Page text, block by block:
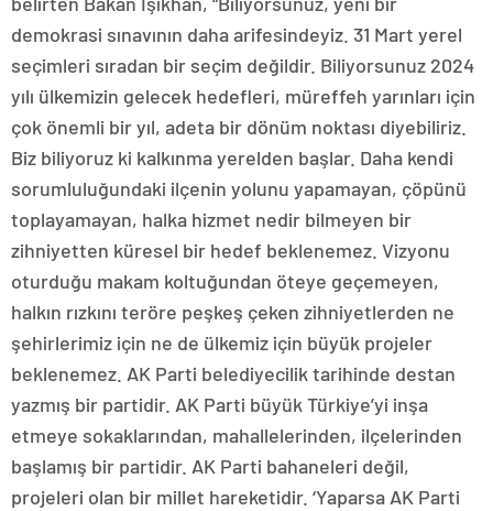
demokrasi sınavının daha arifesindeyiz. 31 Mart yerel
seçimleri sıradan bir seçim değildir. Biliyorsunuz 2024
yılı ülkemizin gelecek hedefleri, müreffeh yarınları için
çok önemli bir yıl, adeta bir dönüm noktası diyebiliriz.
Biz biliyoruz ki kalkınma yerelden başlar. Daha kendi
sorumluluğundaki ilçenin yolunu yapamayan, çöpünü
toplayamayan, halka hizmet nedir bilmeyen bir
zihniyetten küresel bir hedef beklenemez. Vizyonu
oturduğu makam koltuğundan öteye geçemeyen,
halkın rızkını teröre peşkeş çeken zihniyetlerden ne
şehirlerimiz için ne de ülkemiz için büyük projeler
beklenemez. AK Parti belediyecilik tarihinde destan
yazmış bir partidir. AK Parti büyük Türkiye’yi inşa
etmeye sokaklarından, mahallelerinden, ilçelerinden
başlamış bir partidir. AK Parti bahaneleri değil,
projeleri olan bir millet hareketidir. ‘Yaparsa AK Parti